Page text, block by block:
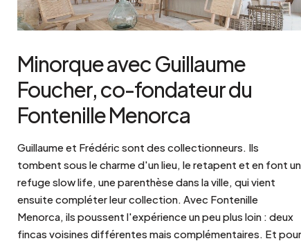
Minorque avec Guillaume
Foucher, co-fondateur du
Fontenille Menorca
Guillaume et Frédéric sont des collectionneurs. Ils
tombent sous le charme d'un lieu, le retapent et en font un
refuge slow life, une parenthèse dans la ville, qui vient
ensuite compléter leur collection. Avec Fontenille
Menorca, ils poussent l'expérience un peu plus loin : deux
fincas voisines différentes mais complémentaires. Et pour